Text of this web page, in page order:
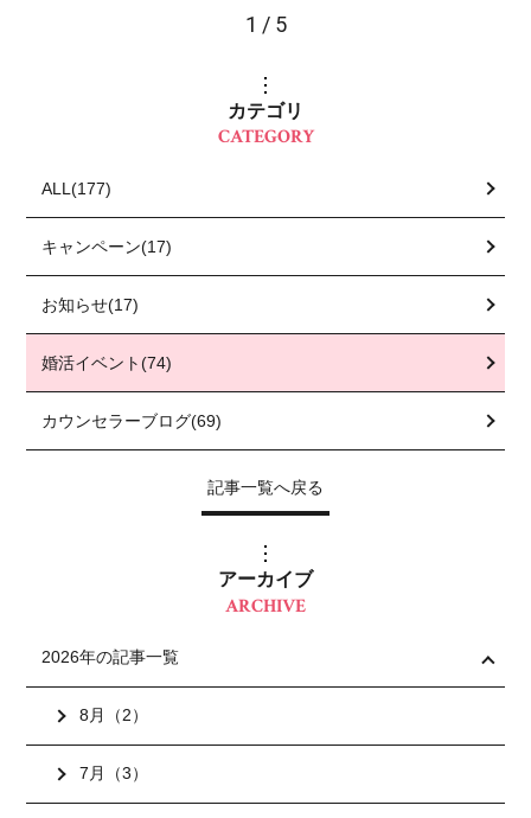
1 / 5
カテゴリ
CATEGORY
ALL(177)
キャンペーン(17)
お知らせ(17)
婚活イベント(74)
カウンセラーブログ(69)
記事一覧へ戻る
アーカイブ
ARCHIVE
2026年の記事一覧
8月（2）
7月（3）